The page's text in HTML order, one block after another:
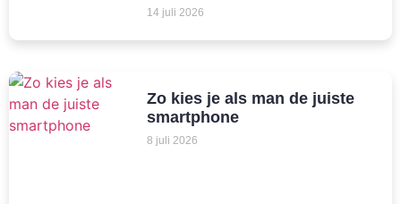
14 juli 2026
Zo kies je als man de juiste
smartphone
8 juli 2026